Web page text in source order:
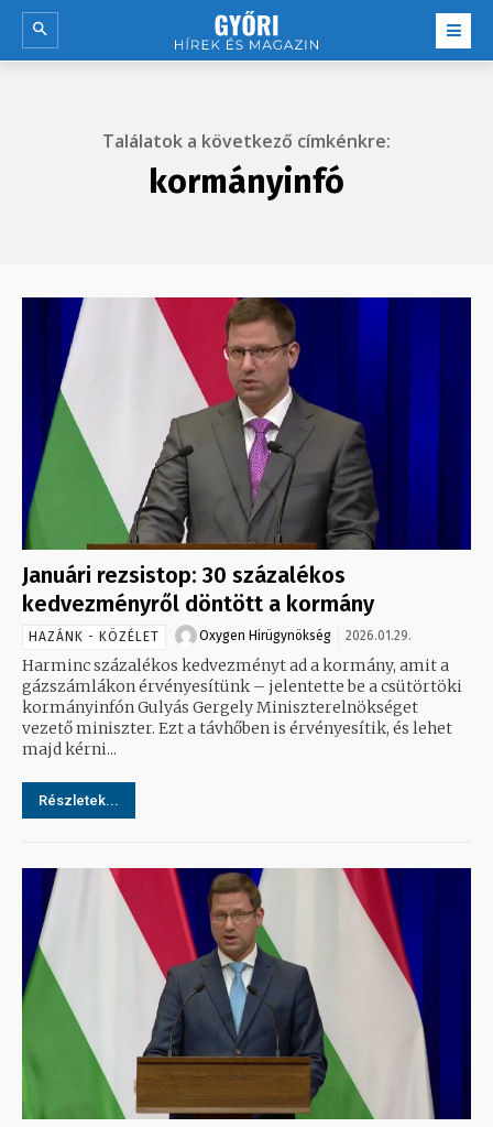
Találatok a következő címkénkre:
kormányinfó
Januári rezsistop: 30 százalékos
kedvezményről döntött a kormány
HAZÁNK - KÖZÉLET Oxygen Hirügynökség 2026.01.29.
Harminc százalékos kedvezményt ad a kormány, amit a
gázszámlákon érvényesítünk – jelentette be a csütörtöki
kormányinfón Gulyás Gergely Miniszterelnökséget
vezető miniszter. Ezt a távhőben is érvényesítik, és lehet
majd kérni...
Részletek...